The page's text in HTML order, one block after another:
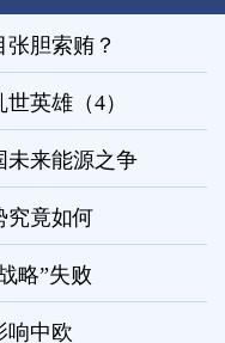
胆索贿？
英雄（4）
未来能源之争
究竟如何
略”失败
响中欧